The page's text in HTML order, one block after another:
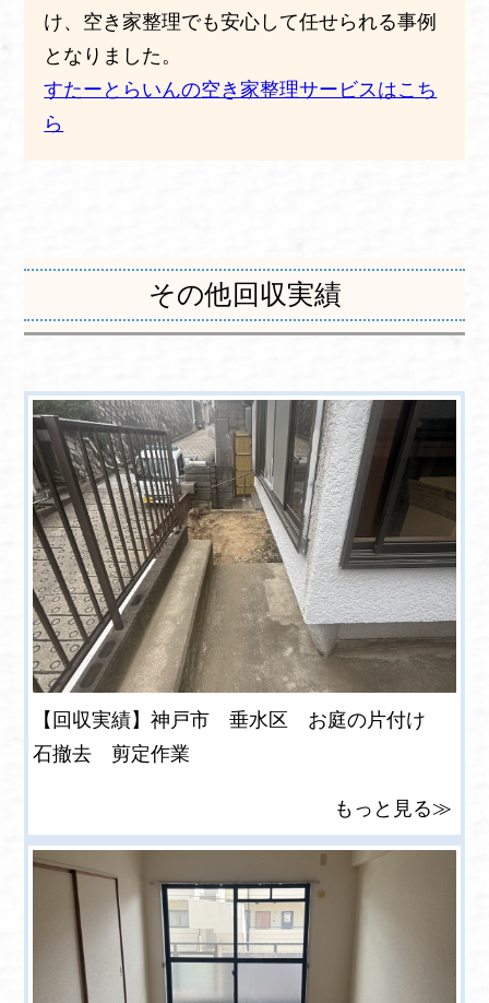
け、空き家整理でも安心して任せられる事例
となりました。
すたーとらいんの空き家整理サービスはこち
ら
その他回収実績
【回収実績】神戸市 垂水区 お庭の片付け
石撤去 剪定作業
もっと見る≫